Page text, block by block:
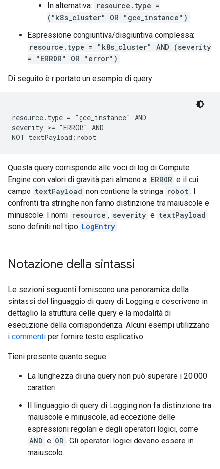
In alternativa: resource.type =
("k8s_cluster" OR "gce_instance")
Espressione congiuntiva/disgiuntiva complessa:
resource.type = "k8s_cluster" AND (severity
= "ERROR" OR "error")
Di seguito è riportato un esempio di query:
resource.type = "gce_instance" AND
severity >= "ERROR" AND
Questa query corrisponde alle voci di log di Compute
Engine con valori di gravità pari almeno a ERROR e il cui
campo textPayload non contiene la stringa robot . I
confronti tra stringhe non fanno distinzione tra maiuscole e
minuscole. I nomi resource , severity e textPayload
sono definiti nel tipo LogEntry .
Notazione della sintassi
Le sezioni seguenti forniscono una panoramica della
sintassi del linguaggio di query di Logging e descrivono in
dettaglio la struttura delle query e la modalità di
esecuzione della corrispondenza. Alcuni esempi utilizzano
i commenti per fornire testo esplicativo.
Tieni presente quanto segue:
La lunghezza di una query non può superare i 20.000
caratteri.
Il linguaggio di query di Logging non fa distinzione tra
maiuscole e minuscole, ad eccezione delle
espressioni regolari e degli operatori logici, come
AND e OR . Gli operatori logici devono essere in
maiuscolo.